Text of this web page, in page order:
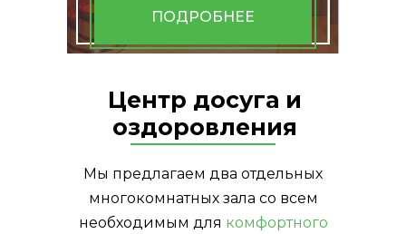
ПОДРОБНЕЕ
Центр досуга и
оздоровления
Мы предлагаем два отдельных
многокомнатных зала со всем
необходимым для комфортного